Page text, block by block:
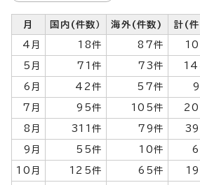
月 国内(件数） 海外(件数) 計(
4月 18件 87件
5月 71件 73件
6月 42件 57件
7月 95件 105件
8月 311件 79件
9月 55件 10件
10月 125件 65件